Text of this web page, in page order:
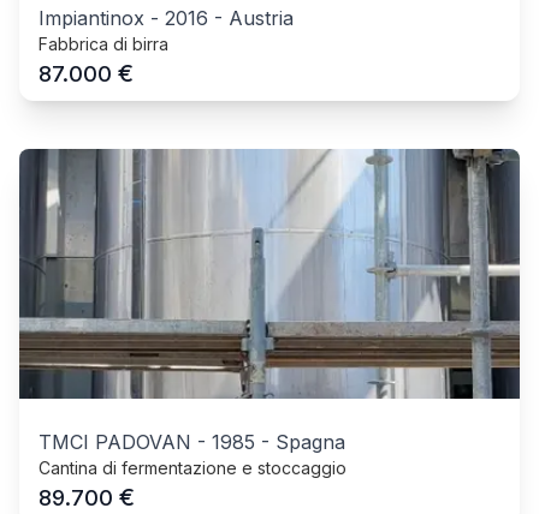
Impiantinox - 2016 - Austria
Fabbrica di birra
87.000 €
TMCI PADOVAN - 1985 - Spagna
Cantina di fermentazione e stoccaggio
89.700 €